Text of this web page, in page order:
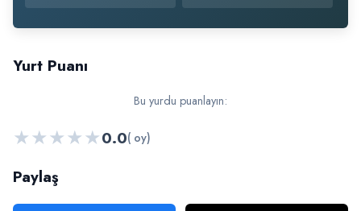
Yurt Puanı
Bu yurdu puanlayın:
★★★★★0.0( oy)
Paylaş